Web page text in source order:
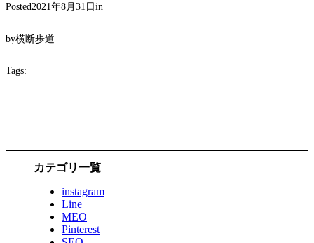
Posted2021年8月31日in
by横断歩道
Tags:
カテゴリ一覧
instagram
Line
MEO
Pinterest